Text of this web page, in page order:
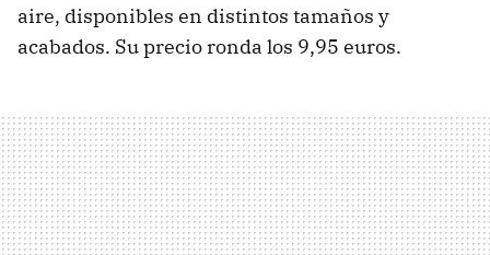
aire, disponibles en distintos tamaños y
acabados. Su precio ronda los 9,95 euros.